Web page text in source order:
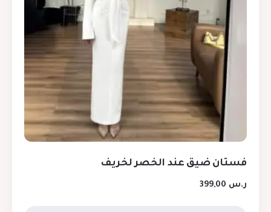
فستان ضيق عند الخصر لخريف
ر.س